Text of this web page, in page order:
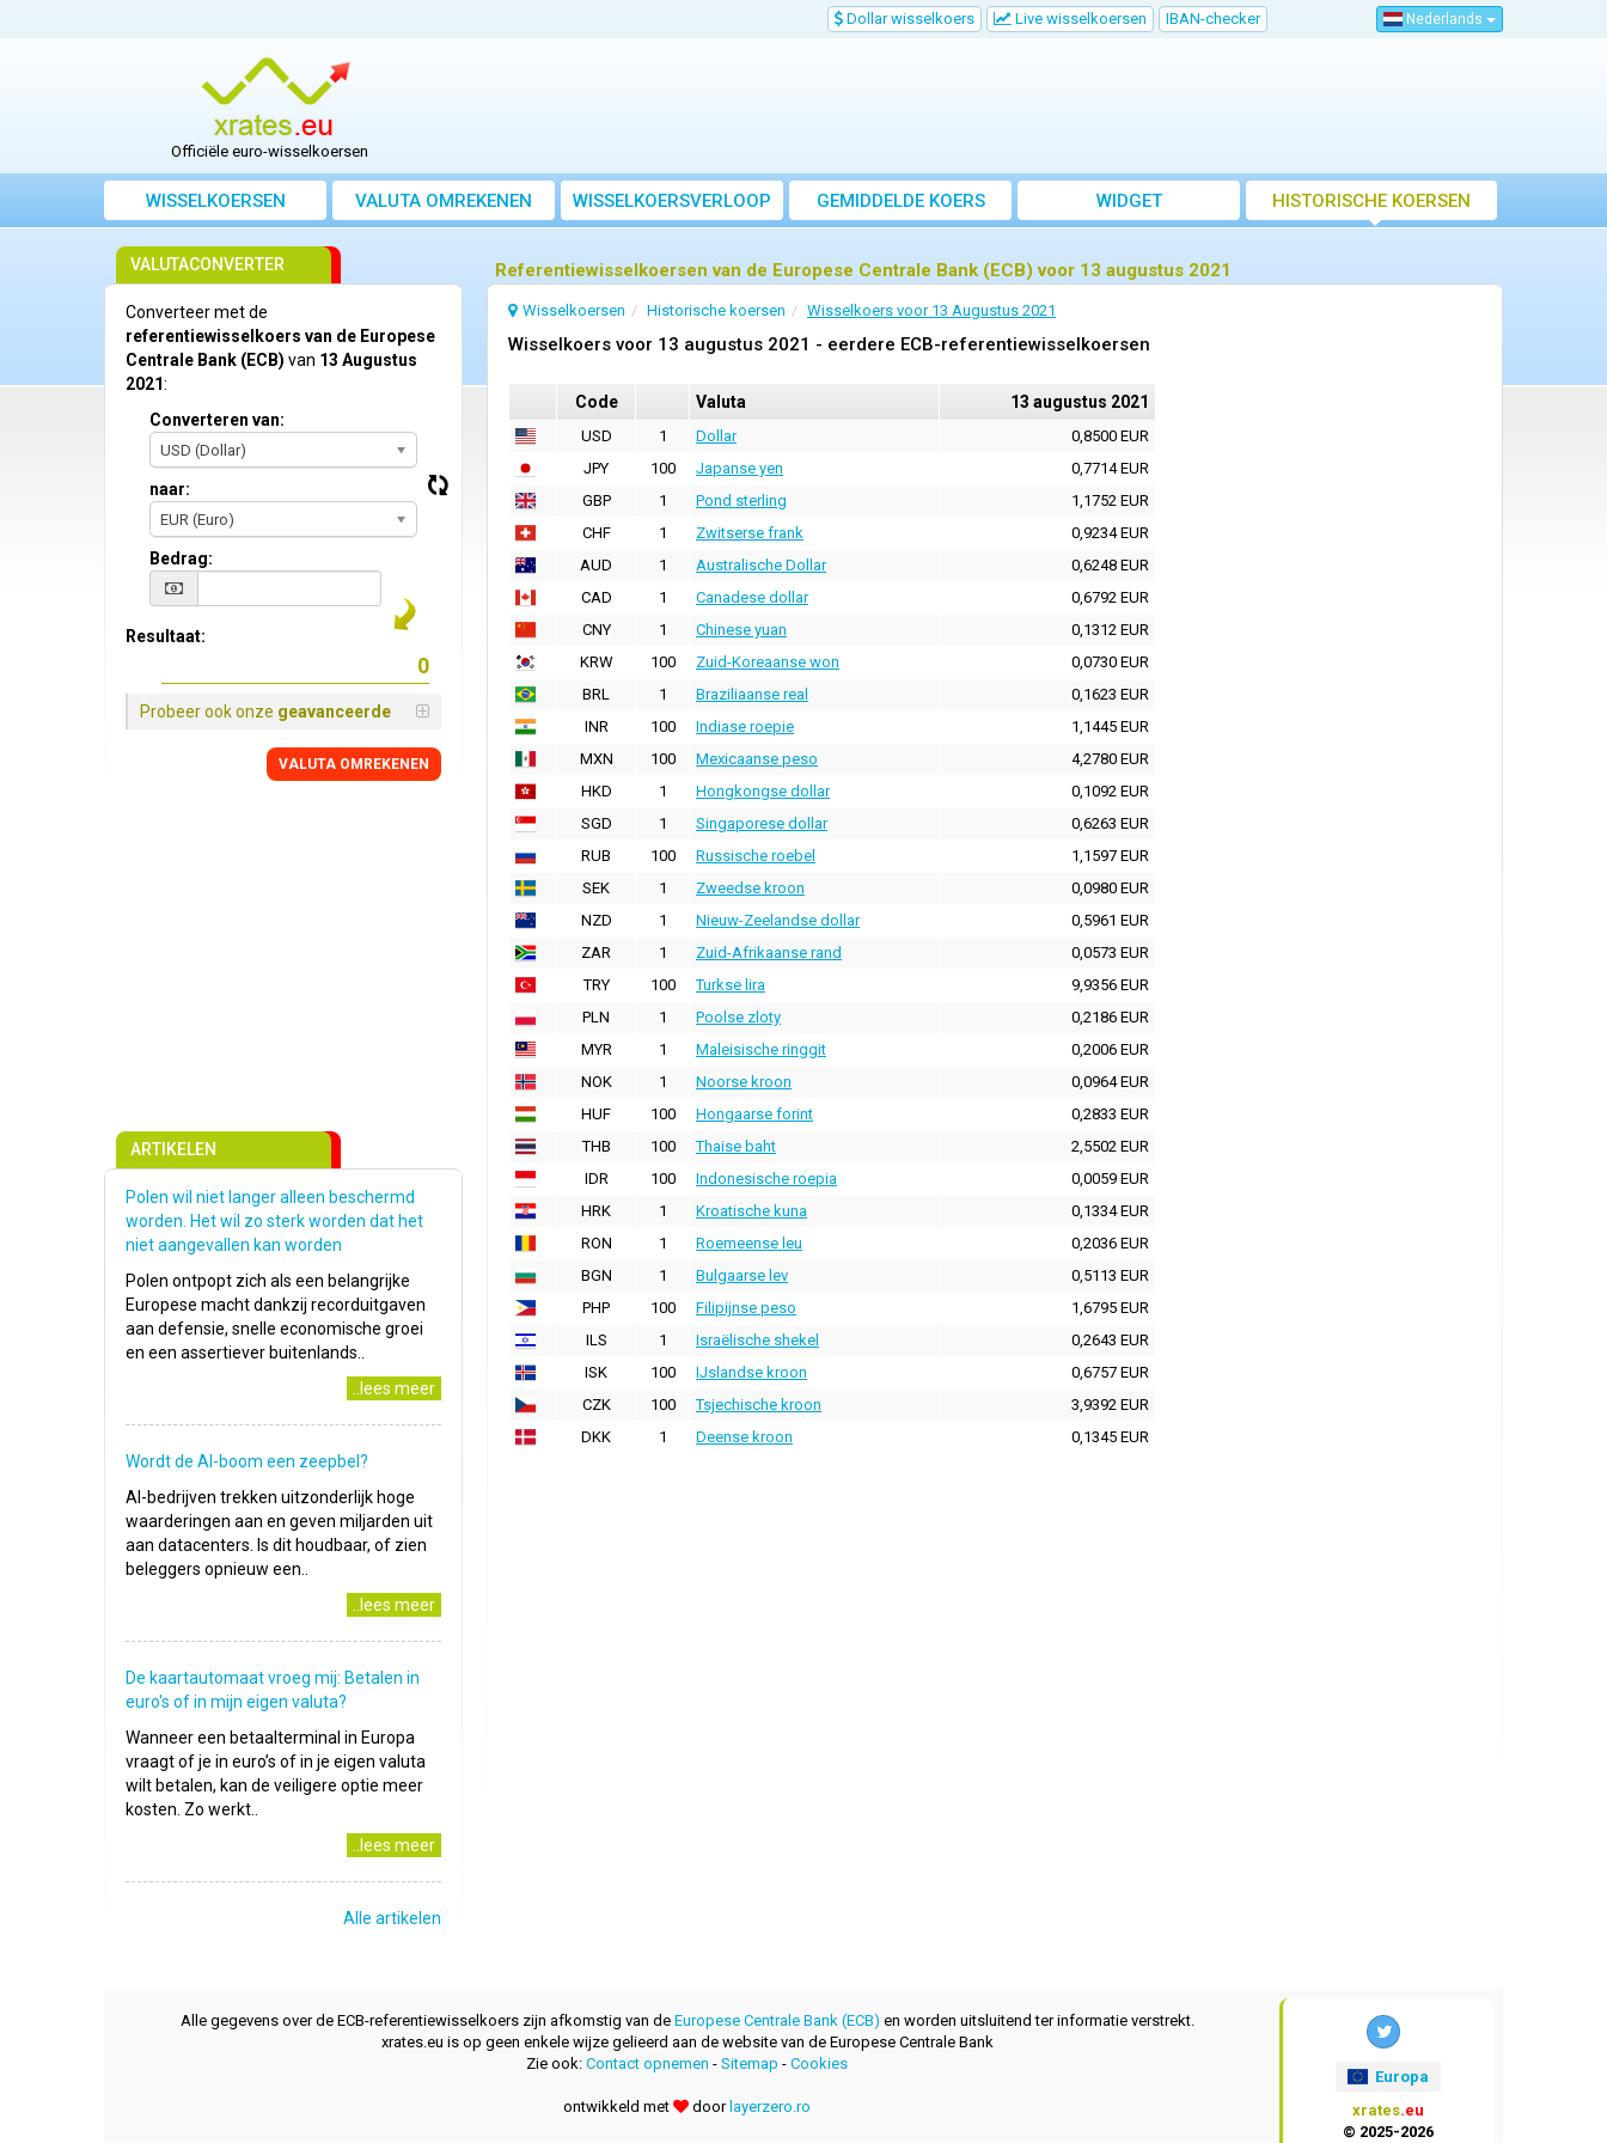
Dollar wisselkoers Live wisselkoersen IBAN-checker Nederlands
Officiële euro-wisselkoersen
WISSELKOERSEN VALUTA OMREKENEN WISSELKOERSVERLOOP GEMIDDELDE KOERS WIDGET HISTORISCHE KOERSEN
Referentiewisselkoersen van de Europese Centrale Bank (ECB) voor 13 augustus 2021
Wisselkoersen Historische koersen Wisselkoers voor 13 Augustus 2021
Wisselkoers voor 13 augustus 2021 - eerdere ECB-referentiewisselkoersen
Code Valuta 13 augustus 2021
USD 1 Dollar
0,8500 EUR
JPY
100 Japanse yen
0,7714 EUR
GBP
1 Pond sterling
1,1752 EUR
CHF
1 Zwitserse frank
0,9234 EUR
AUD
1 Australische Dollar
0,6248 EUR
CAD
1 Canadese dollar
0,6792 EUR
CNY
1 Chinese yuan
0,1312 EUR
KRW
100 Zuid-Koreaanse won
0,0730 EUR
BRL
1 Braziliaanse real
0,1623 EUR
INR
100 Indiase roepie
1,1445 EUR
MXN
100 Mexicaanse peso
4,2780 EUR
HKD
1 Hongkongse dollar
0,1092 EUR
SGD
1 Singaporese dollar
0,6263 EUR
RUB
100 Russische roebel
1,1597 EUR
SEK
1 Zweedse kroon
0,0980 EUR
NZD
1 Nieuw-Zeelandse dollar
0,5961 EUR
ZAR
1 Zuid-Afrikaanse rand
0,0573 EUR
TRY
100 Turkse lira
9,9356 EUR
PLN
1 Poolse zloty
0,2186 EUR
MYR
1 Maleisische ringgit
0,2006 EUR
NOK
1 Noorse kroon
0,0964 EUR
HUF
100 Hongaarse forint
0,2833 EUR
THB
100 Thaise baht
2,5502 EUR
IDR
100 Indonesische roepia
0,0059 EUR
HRK
1 Kroatische kuna
0,1334 EUR
RON
1 Roemeense leu
0,2036 EUR
BGN
1 Bulgaarse lev
0,5113 EUR
PHP
100 Filipijnse peso
1,6795 EUR
ILS
1 Israëlische shekel
0,2643 EUR
ISK
100 IJslandse kroon
0,6757 EUR
CZK
100 Tsjechische kroon
3,9392 EUR
DKK
1 Deense kroon 0,1345 EUR
VALUTACONVERTER
Converteer met de
referentiewisselkoers van de Europese
Centrale Bank (ECB) van 13 Augustus
2021:
Converteren van:
USD (Dollar)
naar:
EUR (Euro)
Bedrag:
Resultaat:
Probeer ook onze geavanceerde
VALUTA OMREKENEN
ARTIKELEN
Polen wil niet langer alleen beschermd
worden. Het wil zo sterk worden dat het
niet aangevallen kan worden
Polen ontpopt zich als een belangrijke
Europese macht dankzij recorduitgaven
aan defensie, snelle economische groei
en een assertiever buitenlands..
..lees meer
Wordt de AI-boom een zeepbel?
AI-bedrijven trekken uitzonderlijk hoge
waarderingen aan en geven miljarden uit
aan datacenters. Is dit houdbaar, of zien
beleggers opnieuw een..
..lees meer
De kaartautomaat vroeg mij: Betalen in
euro's of in mijn eigen valuta?
Wanneer een betaalterminal in Europa
vraagt of je in euro’s of in je eigen valuta
wilt betalen, kan de veiligere optie meer
kosten. Zo werkt..
..lees meer
Alle artikelen
Alle gegevens over de ECB-referentiewisselkoers zijn afkomstig van de Europese Centrale Bank (ECB) en worden uitsluitend ter informatie verstrekt.
xrates.eu is op geen enkele wijze gelieerd aan de website van de Europese Centrale Bank
Zie ook: Contact opnemen - Sitemap - Cookies
ontwikkeld met door layerzero.ro
Europa
xrates.eu
© 2025-2026